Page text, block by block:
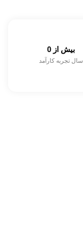
سال تجربه کارآمد
بیش از 0